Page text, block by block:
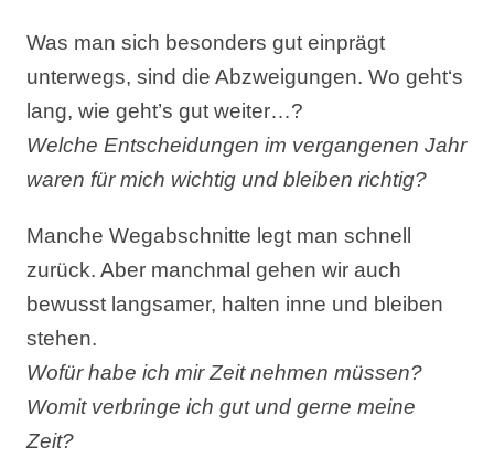
Was man sich besonders gut einprägt
unterwegs, sind die Abzweigungen. Wo geht‘s
lang, wie geht’s gut weiter…?
Welche Entscheidungen im vergangenen Jahr
waren für mich wichtig und bleiben richtig?
Manche Wegabschnitte legt man schnell
zurück. Aber manchmal gehen wir auch
bewusst langsamer, halten inne und bleiben
stehen.
Wofür habe ich mir Zeit nehmen müssen?
Womit verbringe ich gut und gerne meine
Zeit?